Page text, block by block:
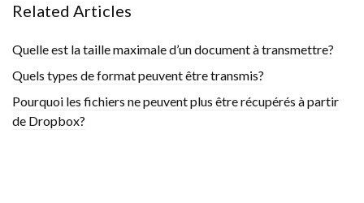
Related Articles
Quelle est la taille maximale d’un document à transmettre?
Quels types de format peuvent être transmis?
Pourquoi les fichiers ne peuvent plus être récupérés à partir
de Dropbox?